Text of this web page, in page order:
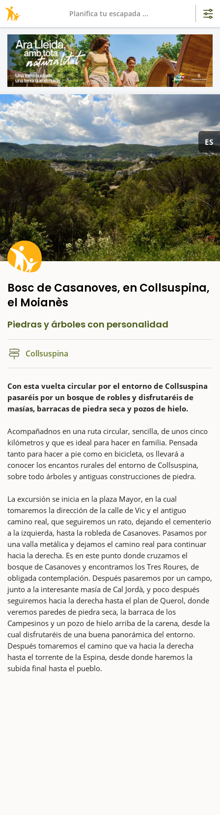
ES
Bosc de Casanoves, en Collsuspina,
el Moianès
Piedras y árboles con personalidad
Collsuspina
Con esta vuelta circular por el entorno de Collsuspina
pasaréis por un bosque de robles y disfrutaréis de
masías, barracas de piedra seca y pozos de hielo.
Acompañadnos en una ruta circular, sencilla, de unos cinco
kilómetros y que es ideal para hacer en familia. Pensada
tanto para hacer a pie como en bicicleta, os llevará a
conocer los encantos rurales del entorno de Collsuspina,
sobre todo árboles y antiguas construcciones de piedra.
La excursión se inicia en la plaza Mayor, en la cual
tomaremos la dirección de la calle de Vic y el antiguo
camino real, que seguiremos un rato, dejando el cementerio
a la izquierda, hasta la robleda de Casanoves. Pasamos por
una valla metálica y dejamos el camino real para continuar
hacia la derecha. Es en este punto donde cruzamos el
bosque de Casanoves y encontramos los Tres Roures, de
obligada contemplación. Después pasaremos por un campo,
junto a la interesante masía de Cal Jordà, y poco después
seguiremos hacia la derecha hasta el plan de Querol, donde
veremos paredes de piedra seca, la barraca de los
Campesinos y un pozo de hielo arriba de la carena, desde la
cual disfrutaréis de una buena panorámica del entorno.
Después tomaremos el camino que va hacia la derecha
hasta el torrente de la Espina, desde donde haremos la
subida final hasta el pueblo.
Planifica tu escapada ...